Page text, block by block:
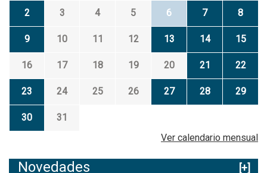
2 3 4 5 6 7 8
9 10 11 12 13 14 15
16 17 18 19 20 21 22
23 24 25 26 27 28 29
30
31
Ver calendario mensual
Novedades
[+]